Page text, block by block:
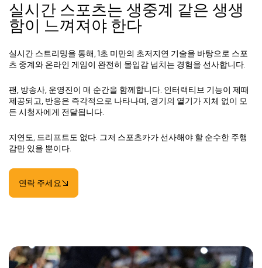
실시간 스포츠는 생중계 같은 생생
함이 느껴져야 한다
실시간 스트리밍을 통해, 1초 미만의 초저지연 기술을 바탕으로 스포
츠 중계와 온라인 게임이 완전히 몰입감 넘치는 경험을 선사합니다.
팬, 방송사, 운영진이 매 순간을 함께합니다. 인터랙티브 기능이 제때
제공되고, 반응은 즉각적으로 나타나며, 경기의 열기가 지체 없이 모
든 시청자에게 전달됩니다.
지연도, 드리프트도 없다. 그저 스포츠카가 선사해야 할 순수한 주행
감만 있을 뿐이다.
연락 주세요